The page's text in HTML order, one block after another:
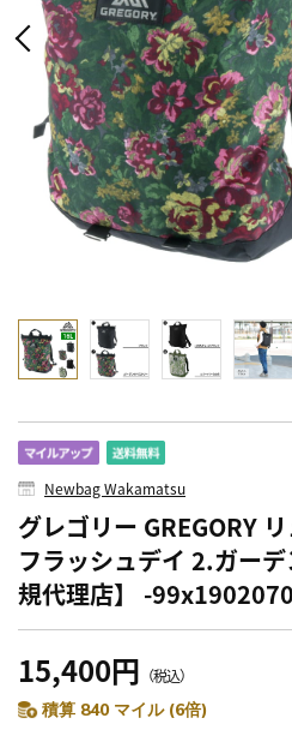
Newbag Wakamatsu
グレゴリー GREGORY
フラッシュデイ 2.ガー
規代理店】 -
15,400円 （税込）
積算 840 マイル (6倍)